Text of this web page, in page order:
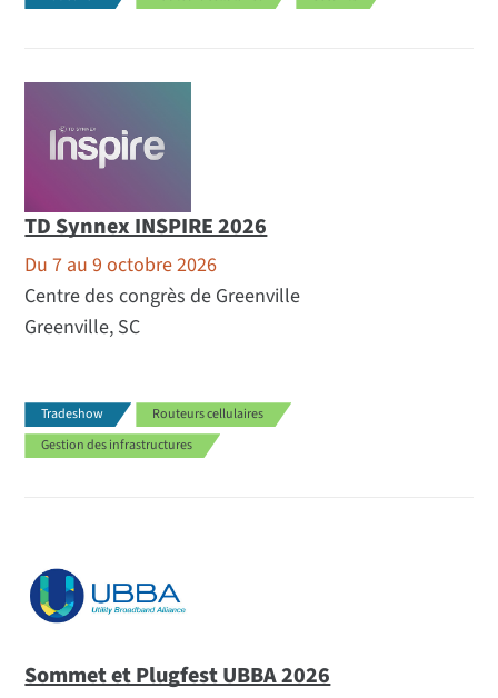
TD Synnex INSPIRE 2026
Du 7 au 9 octobre 2026
Centre des congrès de Greenville
Greenville, SC
Tradeshow
Routeurs cellulaires
Gestion des infrastructures
Sommet et Plugfest UBBA 2026